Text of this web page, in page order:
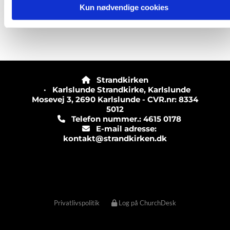
Kun nødvendige cookies

Strandkirken
· Karlslunde Strandkirke, Karlslunde
Mosevej 3, 2690 Karlslunde - CVR.nr: 8334
5012
Telefon nummer.: 4615 0178
E-mail adresse:
kontakt@strandkirken.dk
Privatlivspolitik Log på ChurchDesk